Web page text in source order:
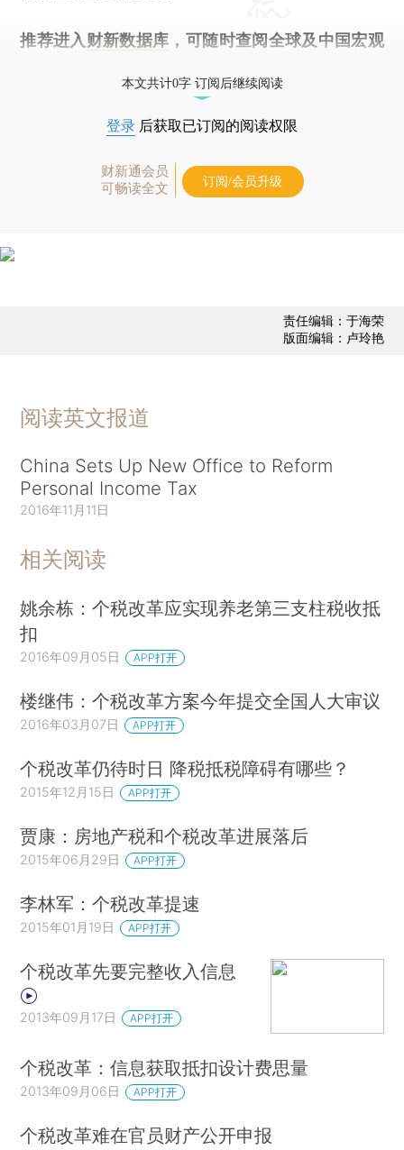
推荐进入 财新数据库 ，可随时查阅全球及中国宏观
本文共计0字 订阅后继续阅读
登录 后获取已订阅的阅读权限
财新通会员
可畅读全文
订阅/会员升级
责任编辑：于海荣
版面编辑：卢玲艳
阅读英文报道
China Sets Up New Office to Reform
Personal Income Tax
2016年11月11日
相关阅读
姚余栋：个税改革应实现养老第三支柱税收抵
扣
2016年09月05日 APP打开
楼继伟：个税改革方案今年提交全国人大审议
2016年03月07日 APP打开
个税改革仍待时日 降税抵税障碍有哪些？
2015年12月15日 APP打开
贾康：房地产税和个税改革进展落后
2015年06月29日 APP打开
李林军：个税改革提速
2015年01月19日 APP打开
个税改革先要完整收入信息
2013年09月17日 APP打开
个税改革：信息获取抵扣设计费思量
2013年09月06日 APP打开
个税改革难在官员财产公开申报